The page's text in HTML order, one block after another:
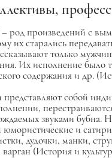
– род произведений с
их старались
только
Их исполнение было
содержания и др.
собой
звуками бубна.
и
дудочки, манки,
(История и